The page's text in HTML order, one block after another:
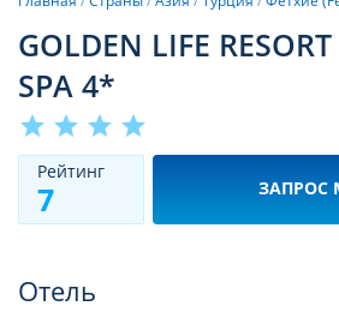
GOLDEN LIFE
SPA 4*
star star star star
Рeйтинг
7 ЗАПРОС
Отель